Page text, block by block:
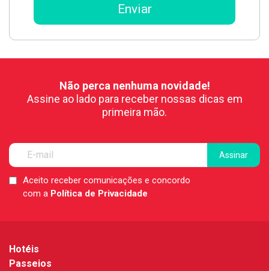
Não perca nenhuma novidade!
Assine ao lado para receber nossas dicas em
primeira mão.
LGPDAceito receber comunicações e concordo
com a Política de Privacidade
Hotéis
Passeios